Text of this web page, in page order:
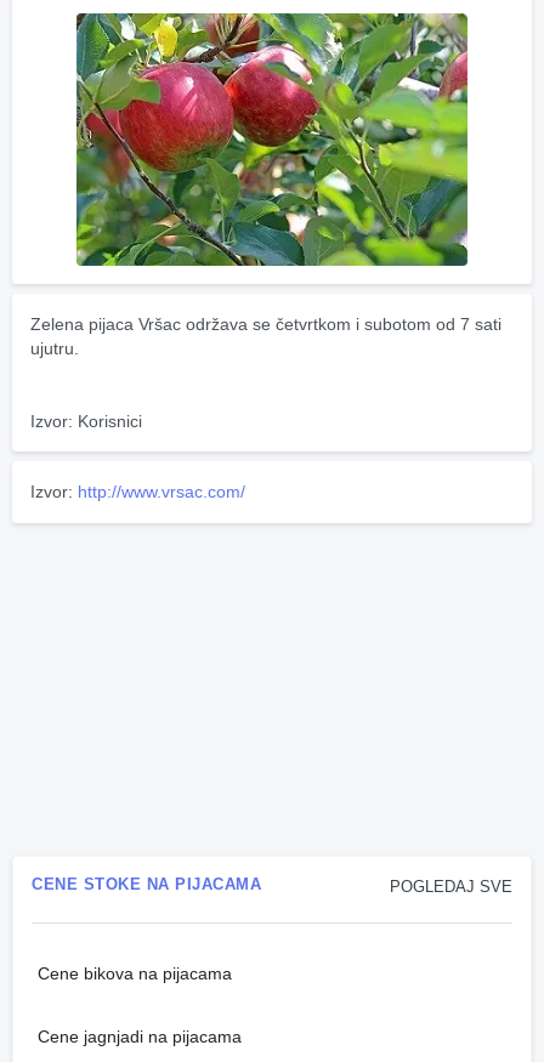
Zelena pijaca Vršac održava se četvrtkom i subotom od 7 sati
ujutru.
Izvor: Korisnici
Izvor: http://www.vrsac.com/
POGLEDAJ SVE
CENE STOKE NA PIJACAMA
Cene bikova na pijacama
Cene jagnjadi na pijacama